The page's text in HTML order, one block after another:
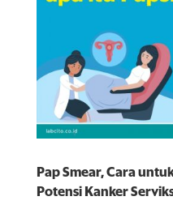
Pap Smear, Cara
Potensi Kanker